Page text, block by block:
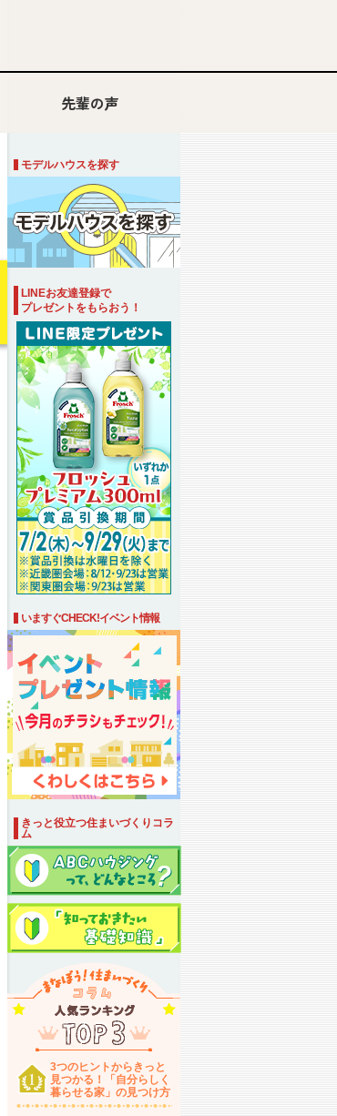
先輩の声
「建替え」VS「リフォーム」
モデルハウスを探す
LINEお友達登録で
プレゼントをもらおう！
いますぐCHECK!イベント情報
きっと役立つ住まいづくりコラ
ム
3つのヒントからきっと
見つかる！「自分らしく
暮らせる家」の見つけ方